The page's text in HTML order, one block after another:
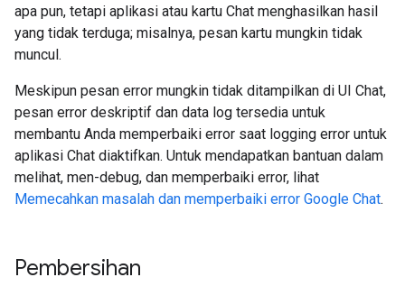
apa pun, tetapi aplikasi atau kartu Chat menghasilkan hasil
yang tidak terduga; misalnya, pesan kartu mungkin tidak
muncul.
Meskipun pesan error mungkin tidak ditampilkan di UI Chat,
pesan error deskriptif dan data log tersedia untuk
membantu Anda memperbaiki error saat logging error untuk
aplikasi Chat diaktifkan. Untuk mendapatkan bantuan dalam
melihat, men-debug, dan memperbaiki error, lihat
Memecahkan masalah dan memperbaiki error Google Chat.
Pembersihan